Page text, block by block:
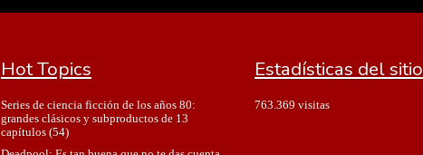
Hot Topics
Series de ciencia ficción de los años 80:
grandes clásicos y subproductos de 13
capítulos(54)
Estadísticas del sitio
763.369 visitas